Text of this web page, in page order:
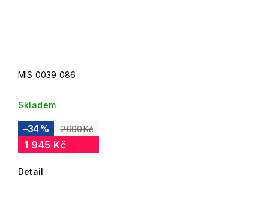
MIS 0039 086
Skladem
2 990 Kč
–34 %
1 945 Kč
Detail